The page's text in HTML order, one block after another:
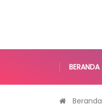
BERANDA
Beranda